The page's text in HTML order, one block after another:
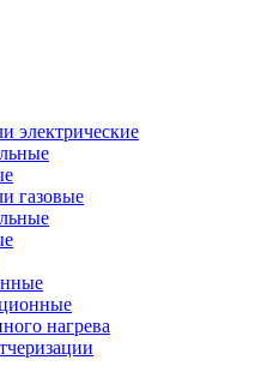
электрические
газовые
нагрева